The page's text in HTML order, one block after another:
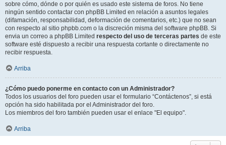
sobre cómo, dónde o por quién es usado este sistema de foros. No tiene
ningún sentido contactar con phpBB Limited en relación a asuntos legales
(difamación, responsabilidad, deformación de comentarios, etc.) que no sean
con respecto al sitio phpbb.com o la discreción misma del software phpBB. Si
envia un correo a phpBB Limited respecto del uso de terceras partes de este
software esté dispuesto a recibir una respuesta cortante o directamente no
recibir respuesta.
Arriba
¿Cómo puedo ponerme en contacto con un Administrador?
Todos los usuarios del foro pueden usar el formulario “Contáctenos”, si está
opción ha sido habilitada por el Administrador del foro.
Los miembros del foro también pueden usar el enlace "El equipo".
Arriba